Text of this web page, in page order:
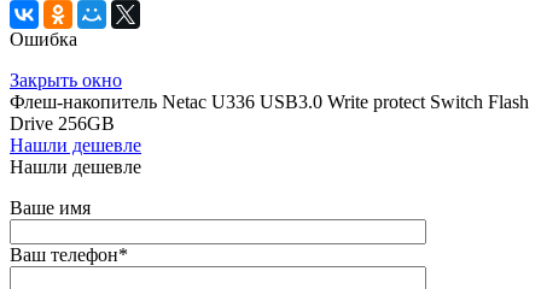
Ошибка
Закрыть окно
Флеш-накопитель Netac U336 USB3.0 Write protect Switch Flash
Drive 256GB
Нашли дешевле
Нашли дешевле
Ваше имя
Ваш телефон*